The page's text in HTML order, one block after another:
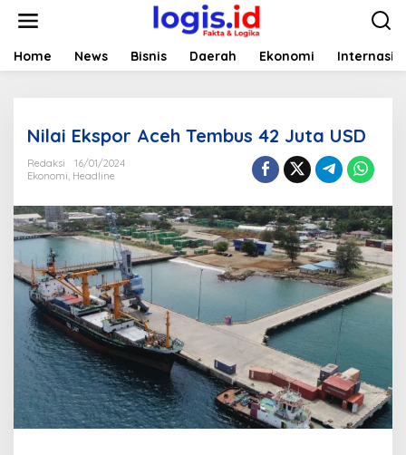
t
Home News Bisnis Daerah Ekonomi
Nilai Ekspor Aceh Tembus 42 Juta USD
Redaksi
16/01/2024
Ekonomi, Headline